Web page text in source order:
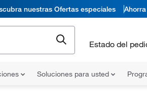
nuestras Ofertas especiales
Estado del
Soluciones para usted